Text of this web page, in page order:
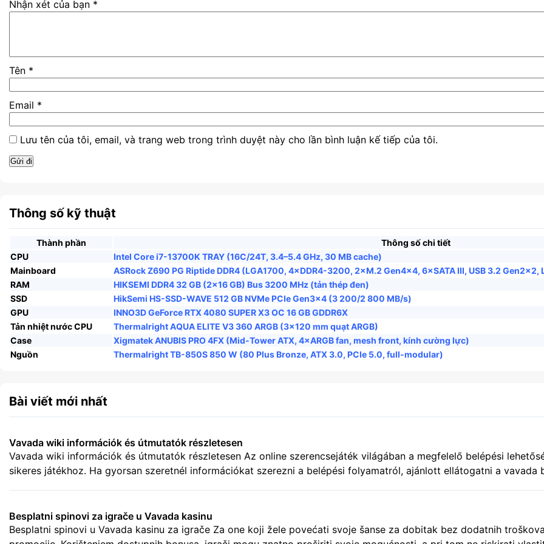
Nhận xét của bạn *
Tên *
Email *
Lưu tên của tôi, email, và trang web trong trình duyệt này cho lần bình luận kế tiếp của tôi.
Thông số kỹ thuật
Thành phần
Thông số chi tiết
CPU
Intel Core i7-13700K TRAY (16C/24T, 3.4–5.4 GHz, 30 MB cache)
Mainboard
ASRock Z690 PG Riptide DDR4 (LGA1700, 4×DDR4-3200, 2×M.2 Gen4×4, 6×SATA III, USB 3.2 Gen2×2,
RAM
HIKSEMI DDR4 32 GB (2×16 GB) Bus 3200 MHz (tản thép đen)
SSD
HikSemi HS-SSD-WAVE 512 GB NVMe PCIe Gen3×4 (3 200/2 800 MB/s)
GPU
INNO3D GeForce RTX 4080 SUPER X3 OC 16 GB GDDR6X
Tản nhiệt nước CPU
Thermalright AQUA ELITE V3 360 ARGB (3×120 mm quạt ARGB)
Case
Xigmatek ANUBIS PRO 4FX (Mid-Tower ATX, 4×ARGB fan, mesh front, kính cường lực)
Nguồn
Thermalright TB-850S 850 W (80 Plus Bronze, ATX 3.0, PCIe 5.0, full-modular)
Bài viết mới nhất
Vavada wiki információk és útmutatók részletesen
Vavada wiki információk és útmutatók részletesen Az online szerencsejáték világában a megfelelő belépési
sikeres játékhoz. Ha gyorsan szeretnél információkat szerezni a belépési folyamatról, ajánlott ellátogatni a vavada
Besplatni spinovi za igrače u Vavada kasinu
Besplatni spinovi u Vavada kasinu za igrače Za one koji žele povećati svoje šanse za dobitak bez dodatnih